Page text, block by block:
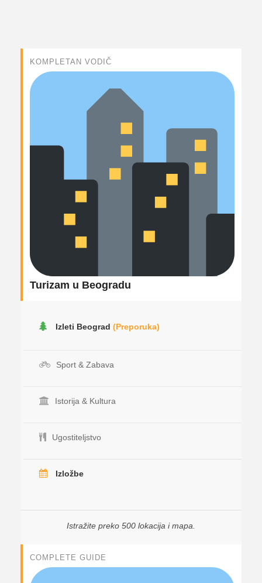
KOMPLETAN VODIČ
Turizam u Beogradu
Izleti Beograd (Preporuka)
Sport & Zabava
Istorija & Kultura
Ugostiteljstvo
Izložbe
Istražite preko 500 lokacija i mapa.
COMPLETE GUIDE